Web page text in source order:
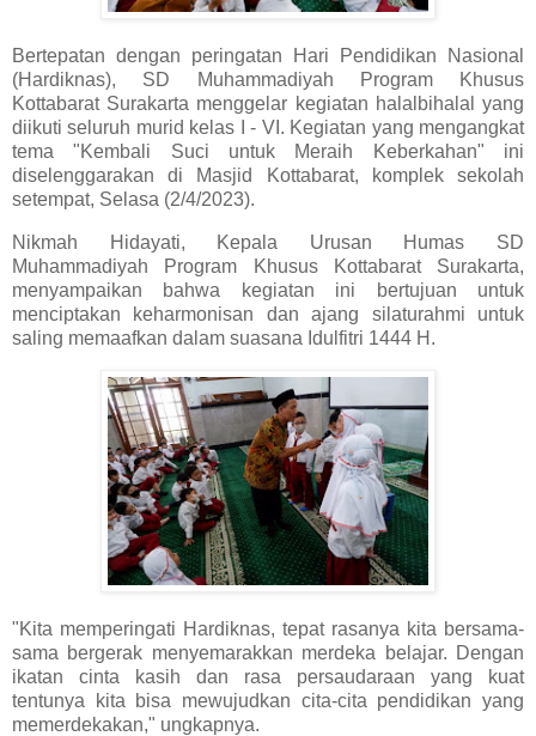
Bertepatan dengan peringatan Hari Pendidikan Nasional
(Hardiknas), SD Muhammadiyah Program Khusus
Kottabarat Surakarta menggelar kegiatan halalbihalal yang
diikuti seluruh murid kelas I - VI. Kegiatan yang mengangkat
tema "Kembali Suci untuk Meraih Keberkahan" ini
diselenggarakan di Masjid Kottabarat, komplek sekolah
setempat, Selasa (2/4/2023).
Nikmah Hidayati, Kepala Urusan Humas SD
Muhammadiyah Program Khusus Kottabarat Surakarta,
menyampaikan bahwa kegiatan ini bertujuan untuk
menciptakan keharmonisan dan ajang silaturahmi untuk
saling memaafkan dalam suasana Idulfitri 1444 H.
"Kita memperingati Hardiknas, tepat rasanya kita bersama-
sama bergerak menyemarakkan merdeka belajar. Dengan
ikatan cinta kasih dan rasa persaudaraan yang kuat
tentunya kita bisa mewujudkan cita-cita pendidikan yang
memerdekakan," ungkapnya.